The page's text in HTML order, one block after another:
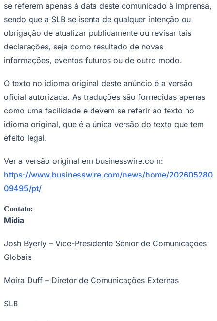
Santos
Flamengo
se referem apenas à data deste comunicado à imprensa,
sendo que a SLB se isenta de qualquer intenção ou
obrigação de atualizar publicamente ou revisar tais
declarações, seja como resultado de novas
informações, eventos futuros ou de outro modo.
O texto no idioma original deste anúncio é a versão
oficial autorizada. As traduções são fornecidas apenas
como uma facilidade e devem se referir ao texto no
idioma original, que é a única versão do texto que tem
efeito legal.
Ver a versão original em businesswire.com:
https://www.businesswire.com/news/home/202605280
09495/pt/
Contato:
Mídia
Josh Byerly – Vice-Presidente Sênior de Comunicações
Globais
Moira Duff – Diretor de Comunicações Externas
SLB